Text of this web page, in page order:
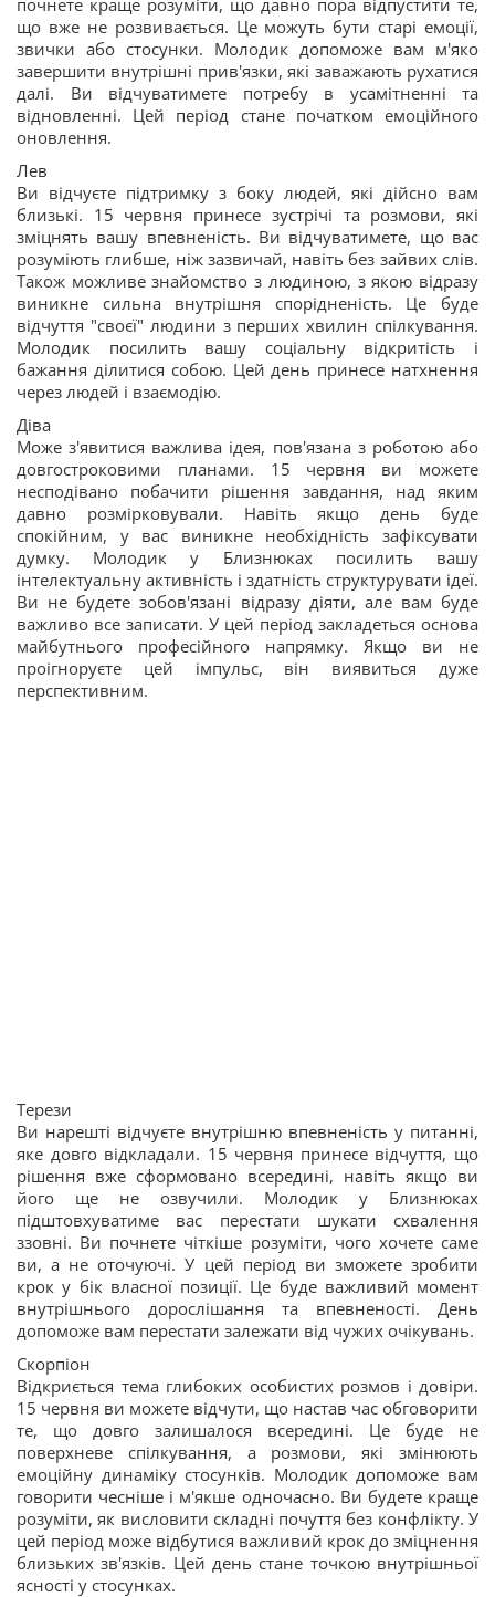
почнете краще розуміти, що давно пора відпустити те,
що вже не розвивається. Це можуть бути старі емоції,
звички або стосунки. Молодик допоможе вам м'яко
завершити внутрішні прив'язки, які заважають рухатися
далі. Ви відчуватимете потребу в усамітненні та
відновленні. Цей період стане початком емоційного
оновлення.
Лев
Ви відчуєте підтримку з боку людей, які дійсно вам
близькі. 15 червня принесе зустрічі та розмови, які
зміцнять вашу впевненість. Ви відчуватимете, що вас
розуміють глибше, ніж зазвичай, навіть без зайвих слів.
Також можливе знайомство з людиною, з якою відразу
виникне сильна внутрішня спорідненість. Це буде
відчуття "своєї" людини з перших хвилин спілкування.
Молодик посилить вашу соціальну відкритість і
бажання ділитися собою. Цей день принесе натхнення
через людей і взаємодію.
Діва
Може з'явитися важлива ідея, пов'язана з роботою або
довгостроковими планами. 15 червня ви можете
несподівано побачити рішення завдання, над яким
давно розмірковували. Навіть якщо день буде
спокійним, у вас виникне необхідність зафіксувати
думку. Молодик у Близнюках посилить вашу
інтелектуальну активність і здатність структурувати ідеї.
Ви не будете зобов'язані відразу діяти, але вам буде
важливо все записати. У цей період закладеться основа
майбутнього професійного напрямку. Якщо ви не
проігноруєте цей імпульс, він виявиться дуже
перспективним.
Терези
Ви нарешті відчуєте внутрішню впевненість у питанні,
яке довго відкладали. 15 червня принесе відчуття, що
рішення вже сформовано всередині, навіть якщо ви
його ще не озвучили. Молодик у Близнюках
підштовхуватиме вас перестати шукати схвалення
ззовні. Ви почнете чіткіше розуміти, чого хочете саме
ви, а не оточуючі. У цей період ви зможете зробити
крок у бік власної позиції. Це буде важливий момент
внутрішнього дорослішання та впевненості. День
допоможе вам перестати залежати від чужих очікувань.
Скорпіон
Відкриється тема глибоких особистих розмов і довіри.
15 червня ви можете відчути, що настав час обговорити
те, що довго залишалося всередині. Це буде не
поверхневе спілкування, а розмови, які змінюють
емоційну динаміку стосунків. Молодик допоможе вам
говорити чесніше і м'якше одночасно. Ви будете краще
розуміти, як висловити складні почуття без конфлікту. У
цей період може відбутися важливий крок до зміцнення
близьких зв'язків. Цей день стане точкою внутрішньої
ясності у стосунках.